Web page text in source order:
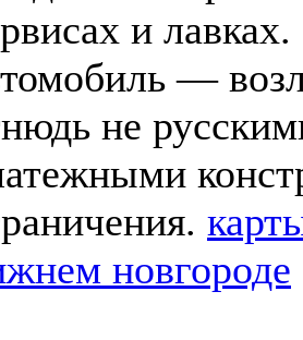
и
—
не
новгороде